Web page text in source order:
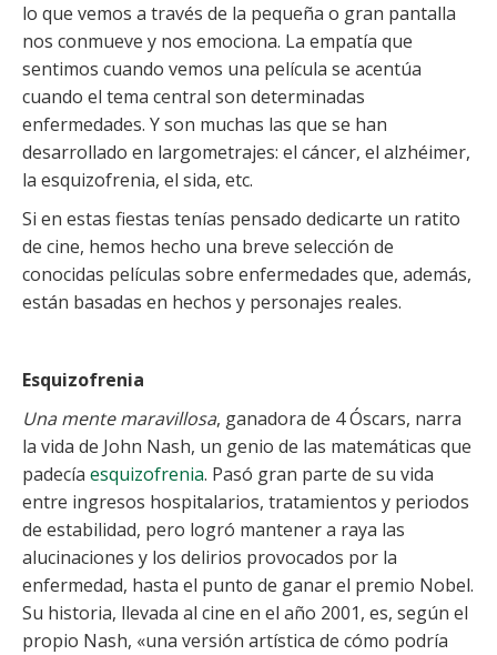
lo que vemos a través de la pequeña o gran pantalla
nos conmueve y nos emociona. La empatía que
sentimos cuando vemos una película se acentúa
cuando el tema central son determinadas
enfermedades. Y son muchas las que se han
desarrollado en largometrajes: el cáncer, el alzhéimer,
la esquizofrenia, el sida, etc.
Si en estas fiestas tenías pensado dedicarte un ratito
de cine, hemos hecho una breve selección de
conocidas películas sobre enfermedades que, además,
están basadas en hechos y personajes reales.
Esquizofrenia
Una mente maravillosa, ganadora de 4 Óscars, narra
la vida de John Nash, un genio de las matemáticas que
padecía esquizofrenia. Pasó gran parte de su vida
entre ingresos hospitalarios, tratamientos y periodos
de estabilidad, pero logró mantener a raya las
alucinaciones y los delirios provocados por la
enfermedad, hasta el punto de ganar el premio Nobel.
Su historia, llevada al cine en el año 2001, es, según el
propio Nash, «una versión artística de cómo podría